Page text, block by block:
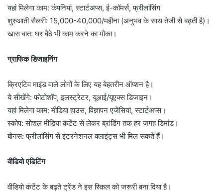
यहां मिलेगा काम: कंपनियां, स्टार्टअप्स, ई-कॉमर्स, फ्रीलांसिंग
शुरुआती सैलरी: 15,000-40,000/महीना (अनुभव के साथ तेजी से बढ़ती है)।
खास बात: घर बैठे भी काम करने का मौका।
ग्राफिक डिजाइनिंग
क्रिएटिव माइंड वाले लोगों के लिए यह बेहतरीन ऑप्शन है।
ये सीखेंगे: फोटोशॉप, इलस्ट्रेटर, यूआई/यूएक्स डिजाइन।
यहां मिलेगा काम: मीडिया हाउस, विज्ञापन एजेंसियां, स्टार्टअप्स।
स्कोप: सोशल मीडिया कंटेंट से लेकर ब्रांडिंग तक हर जगह डिमांड।
बोनस: फ्रीलांसिंग से इंटरनेशनल क्लाइंट्स भी मिल सकते हैं।
वीडियो एडिटिंग
वीडियो कंटेंट के बढ़ते ट्रेंड ने इस स्किल को जरूरी बना दिया है।